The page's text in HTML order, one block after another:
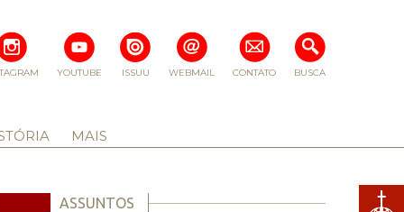
BUSCA
CONTATO
WEBMAIL
ISSUU
YOUTUBE
MAIS
ASSUNTOS